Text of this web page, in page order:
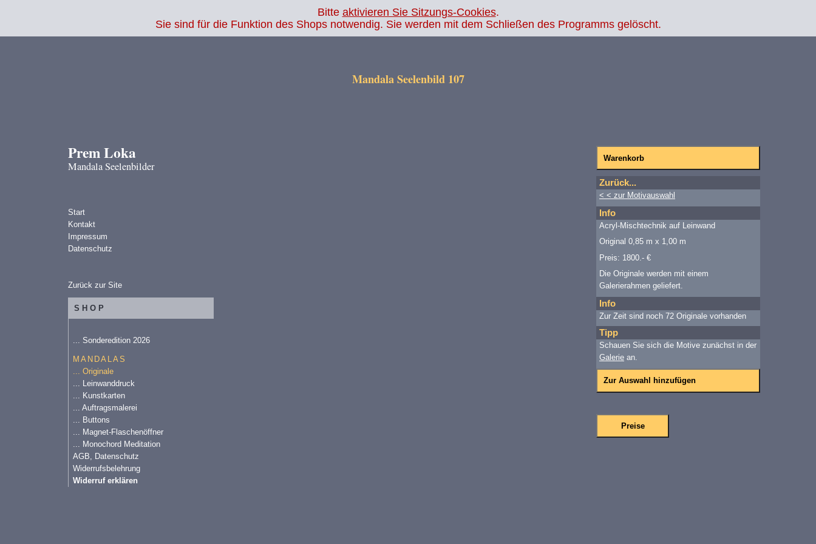
/www/htdocs/w01f7e05/2025/shop.php on line 14
Prem Loka
Mandala Seelenbilder
Start
Kontakt
Impressum
Datenschutz
Zurück zur Site
SHOP
... Sonderedition 2026
MANDALAS
... Originale
... Leinwanddruck
... Kunstkarten
... Auftragsmalerei
... Buttons
... Magnet-Flaschenöffner
... Monochord Meditation
AGB, Datenschutz
Widerrufsbelehrung
Widerruf erklären
Mandala Seelenbild 107
Zurück...
< < zur Motivauswahl
Info
Acryl-Mischtechnik auf Leinwand
Original 0,85 m x 1,00 m
Preis: 1800.- €
Die Originale werden mit einem
Galerierahmen geliefert.
Info
Zur Zeit sind noch 72 Originale vorhanden
Tipp
Schauen Sie sich die Motive zunächst in der
Galerie an.
Bitte aktivieren Sie Sitzungs-Cookies.
Sie sind für die Funktion des Shops notwendig. Sie werden mit dem Schließen des Programms gelöscht.